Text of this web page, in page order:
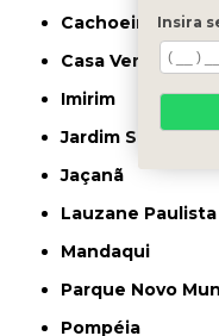
Cachoeirinha
Casa Verde
Imirim
Jardim São Paulo
Jaçanã
Lauzane Paulista
Mandaqui
Parque Novo
Pompéia
Insira